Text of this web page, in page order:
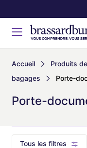
Accueil Produits
bagages
Porte-
Porte-
Tous les filtres